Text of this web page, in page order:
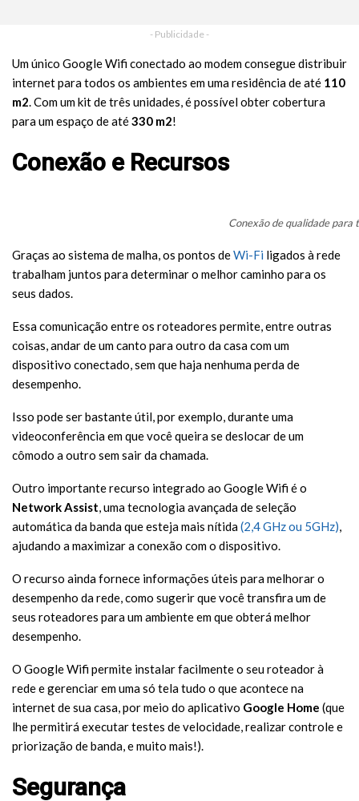
- Publicidade -
Um único Google Wifi conectado ao modem consegue distribuir
internet para todos os ambientes em uma residência de até 110
m2. Com um kit de três unidades, é possível obter cobertura
para um espaço de até330 m2!
Conexão e Recursos
Conexão de qualidade para
Graças ao sistema de malha, os pontos deWi-Fi ligados à rede
trabalham juntos para determinar o melhor caminho para os
seus dados.
Essa comunicação entre os roteadores permite, entre outras
coisas, andar de um canto para outro da casa com um
dispositivo conectado, sem que haja nenhuma perda de
desempenho.
Isso pode ser bastante útil, por exemplo, durante uma
videoconferência em que você queira se deslocar de um
cômodo a outro sem sair da chamada.
Outro importante recurso integrado ao Google Wifi é o
Network Assist, uma tecnologia avançada de seleção
automática da banda que esteja mais nítida(2,4 GHz ou 5GHz),
ajudando a maximizar a conexão com o dispositivo.
O recurso ainda fornece informações úteis para melhorar o
desempenho da rede, como sugerir que você transfira um de
seus roteadores para um ambiente em que obterá melhor
desempenho.
O Google Wifi permite instalar facilmente o seu roteador à
rede e gerenciar em uma só tela tudo o que acontece na
internet de sua casa, por meio do aplicativo Google Home (que
lhe permitirá executar testes de velocidade, realizar controle e
priorização de banda, e muito mais!).
Segurança